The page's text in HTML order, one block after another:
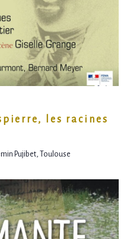
N
E
M
S
les racines
Pujibet, Toulouse